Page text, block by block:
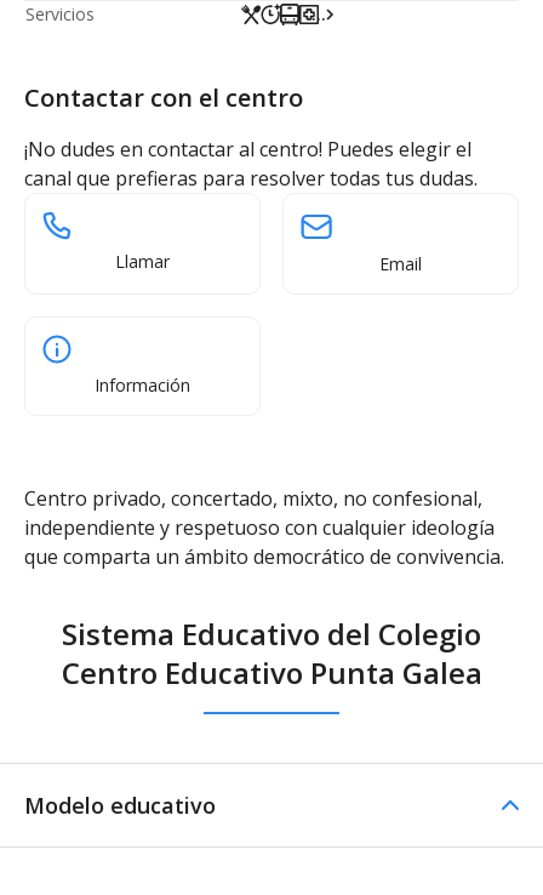
Servicios
...
Contactar con el centro
¡No dudes en contactar al centro! Puedes elegir el
canal que prefieras para resolver todas tus dudas.
Llamar Email
Información
Centro privado, concertado, mixto, no confesional,
independiente y respetuoso con cualquier ideología
que comparta un ámbito democrático de convivencia.
Sistema Educativo del Colegio
Centro Educativo Punta Galea
Modelo educativo